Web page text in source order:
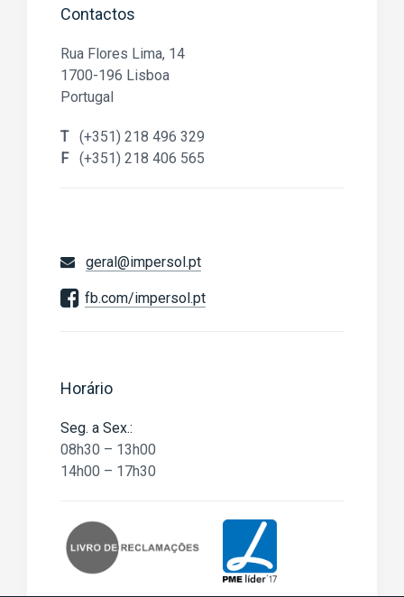
Contactos
Rua Flores Lima, 14
1700-196 Lisboa
Portugal
T (+351) 218 496 329
F (+351) 218 406 565
geral@impersol.pt
fb.com/impersol.pt
Horário
Seg. a Sex.:
08h30 – 13h00
14h00 – 17h30